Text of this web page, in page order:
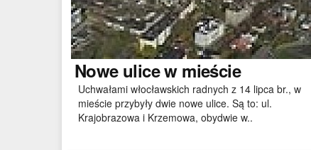
Noweulice w mieście
Uchwałami włocławskich radnych z 14 lipca br., w
mieście przybyły dwie nowe ulice. Są to: ul.
Krajobrazowa i Krzemowa, obydwie w..